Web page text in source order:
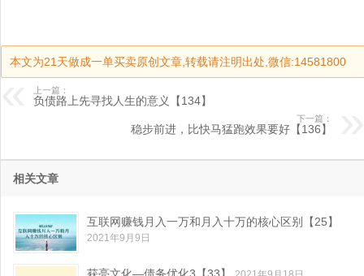
本文为21天做成一单买卖原创文章,转载请注明出处,微信:14581800
上一篇：
负债路上先寻找人生的意义【134】
下一篇：
稳步前进，比快马猛跑效果要好【136】
相关文章
互联网赚钱月入一万和月入十万的核心区别【25】
2021年9月9日